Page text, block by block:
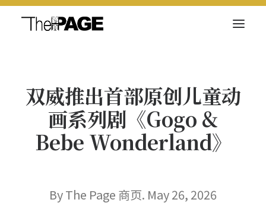
新闻内容
商页菁英
双威推出首部原创儿童动
画系列剧《Gogo &
Bebe Wonderland》
By The Page 商页. May 26, 2026